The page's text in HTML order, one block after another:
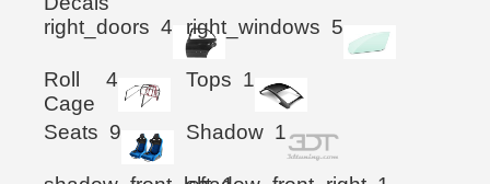
right_doors 4 right_windows 5
Roll
Cage
4 Tops 1
Seats 9 Shadow 1